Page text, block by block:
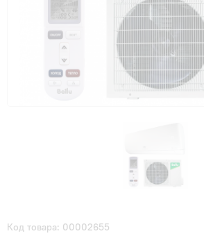
Код товара: 00002655